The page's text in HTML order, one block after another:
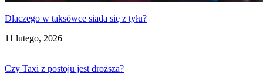
Dlaczego w taksówce siada się z tyłu?
11 lutego, 2026
Czy Taxi z postoju jest droższa?